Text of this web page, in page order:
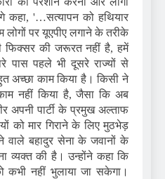
कहा, '…सत्यापन को हथियार
लोगों पर यूएपीए लगाने के तरीके
फिक्सर की जरूरत नहीं है, हमें
पास पहले भी दूसरे राज्यों से
अच्छा काम किया है। किसी ने
नहीं किया है, जैसा कि अब
अपनी पार्टी के प्रमुख अल्ताफ
को मार गिराने के लिए मुठभेड़
वाले बहादुर सेना के जवानों के
व्यक्त की है। उन्होंने कहा कि
कभी नहीं भुलाया जा सकेगा।